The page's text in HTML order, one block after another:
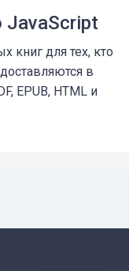
JavaScript
книг для тех, кто
в
EPUB, HTML и